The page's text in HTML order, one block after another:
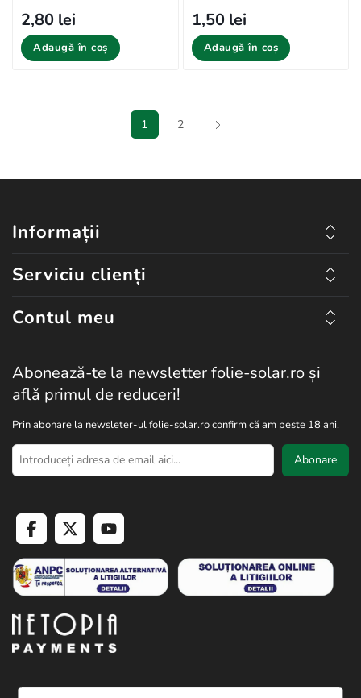
2,80 lei
Adaugă în coș
1,50 lei
Adaugă în coș
1 2
Informații
Serviciu clienți
Contul meu
Abonează-te la newsletter folie-solar.ro și
află primul de reduceri!
Prin abonare la newsleter-ul folie-solar.ro confirm că am peste 18 ani.
Abonare